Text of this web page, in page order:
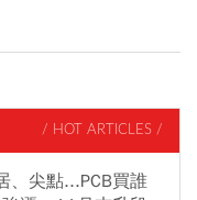
/ HOT ARTICLES /
、尖點...PCB買誰